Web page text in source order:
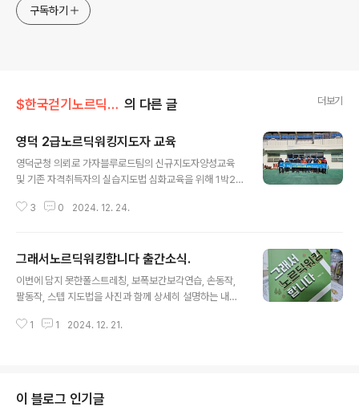
구독하기
$한국걷기노르딕워킹협회 의 다른 글 더보기
영덕 2급노르딕워킹지도자 교육
영덕군청 의뢰로 가자블루로드팀의 신규지도자양성교육
및 기존 자격취득자의 실습지도법 심화교육을 위해 1박2
아침입니다.숙소 인근 부산해장국(돼지국밥)에서 매생이굴
지에 이렇게 멋진 숲을 조림하고 무료개방 하는분은 어떤
분일까요?지금은 잠시 병원 진료차 대도시로 나가 계신다
고 합니다. 인근 카페에 와서 잠시 휴식을 가집니다.이곳에
으로 가야합니다. 아쉽네요^^다음에 또 오고 싶습니다.
3 0 2024. 12. 24.
그래서노르딕워킹합니다 출간소식.
이번에 담지 못한폴스트레칭, 보폭보간보각연습, 손동작,
팔동작, 스텝 지도법을 사진과 함께 상세히 설명하는 내용
위해 열심히 노력하겠습니다. 내년에도 변함없는 관심과
1 1 2024. 12. 21.
이 블로그 인기글